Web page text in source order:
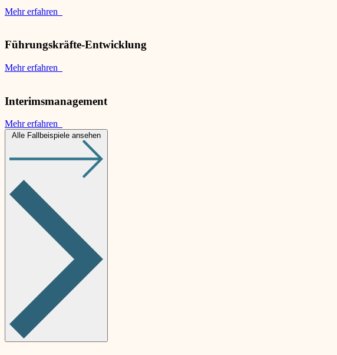
Mehr erfahren
Führungskräfte-Entwicklung
Mehr erfahren
Interimsmanagement
Mehr erfahren
Alle Fallbeispiele ansehen